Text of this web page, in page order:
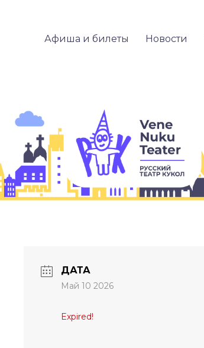
Афиша и билеты Новости
ДАТА
Май 10 2026
Expired!